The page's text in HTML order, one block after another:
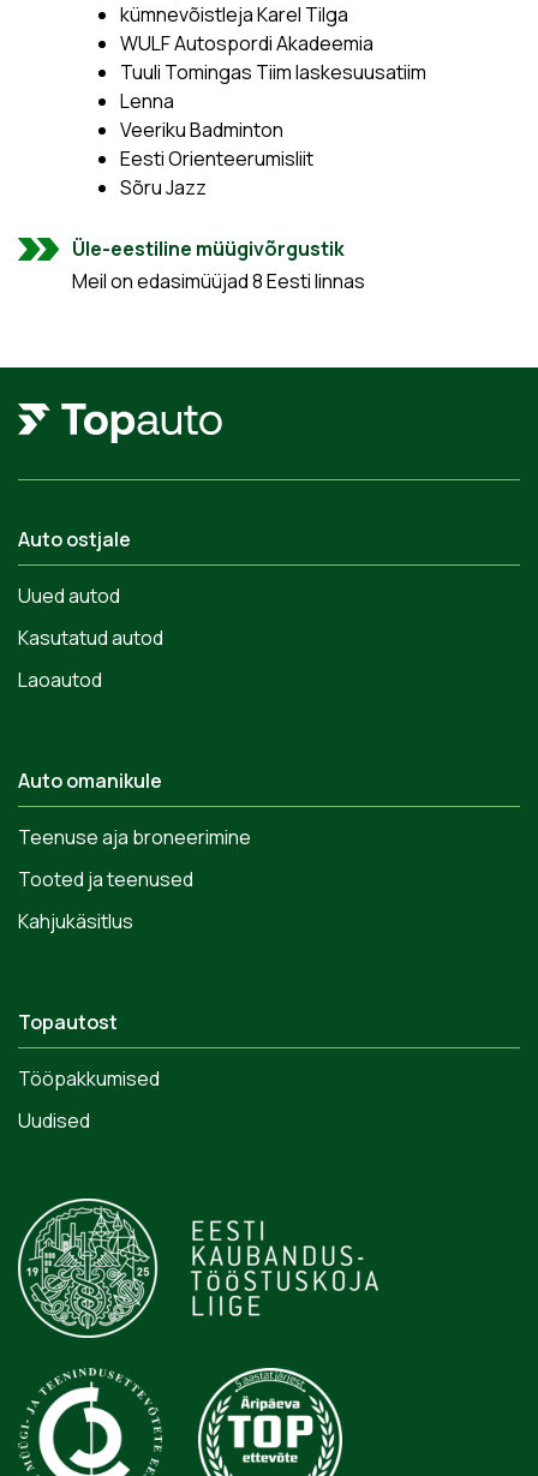
kümnevõistleja Karel Tilga
WULF Autospordi Akadeemia
Tuuli Tomingas Tiim laskesuusatiim
Lenna
Veeriku Badminton
Eesti Orienteerumisliit
Sõru Jazz
Üle-eestiline müügivõrgustik
Meil on edasimüüjad 8 Eesti linnas
Auto ostjale
Uued autod
Kasutatud autod
Laoautod
Auto omanikule
Teenuse aja broneerimine
Tooted ja teenused
Kahjukäsitlus
Topautost
Tööpakkumised
Uudised